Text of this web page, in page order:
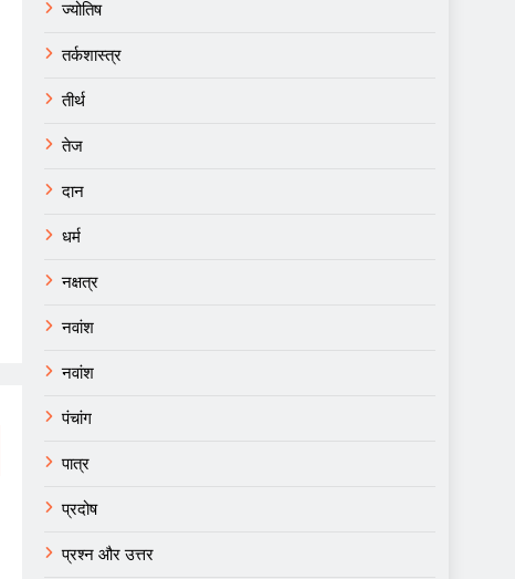
ज्योतिष
तर्कशास्त्र
तीर्थ
तेज
दान
धर्म
नक्षत्र
नवांश
नवांश
पंचांग
पात्र
प्रदोष
प्रश्न और उत्तर